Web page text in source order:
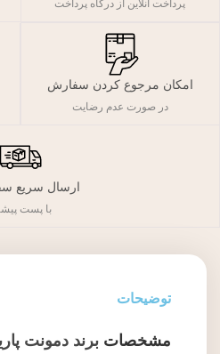
پرداخت آنلاین از درگاه پرداخت
امکان مرجوع کردن سفارش
در صورت عدم رضایت
ارسال سریع
با پست
توضیحات
مشخصات برند دمونت